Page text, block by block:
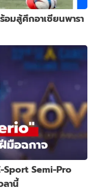
มสู้ศึกอาเซียนพารา
Sport Semi-Pro
านี้